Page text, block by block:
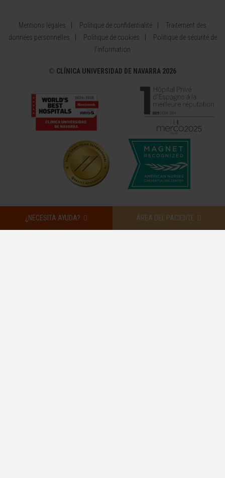
¿NECESITA AYUDA? ÁREA DEL PACIENTE
Mentions légales Politique de confidentialité
Traitement des
données personnelles
Politique de cookies
Politique de sécurité de
l’information
© CLÍNICA UNIVERSIDAD DE NAVARRA 2026